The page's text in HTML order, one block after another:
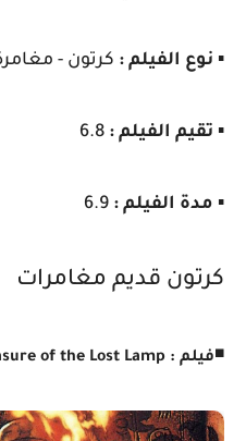
▪️ نوع الفيلم : كرتون -
▪️ تقيم الفيلم :
▪️ مدة الفيلم :
كرتون قديم مغامرات
◾فيلم : DuckTales the Movie: Treasure of the Lost Lamp